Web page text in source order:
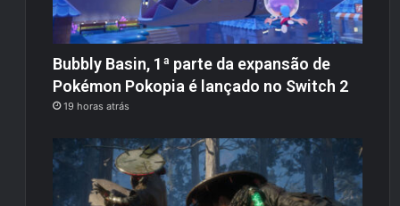
Bubbly Basin, 1ª parte da expansão de
Pokémon Pokopia é lançado no Switch 2
19 horas atrás